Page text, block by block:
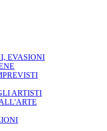
EVASIONI
ARTISTI